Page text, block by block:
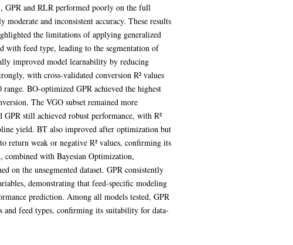
GPR and RLR performed poorly on the full
and inconsistent accuracy. These results
the limitations of applying generalized
with feed type, leading to the segmentation of
improved model learnability by reducing
with cross-validated conversion R² values
BO-optimized GPR achieved the highest
The VGO subset remained more
still achieved robust performance, with R²
yield. BT also improved after optimization but
return weak or negative R² values, confirming its
combined with Bayesian Optimization,
on the unsegmented dataset. GPR consistently
demonstrating that feed-specific modeling
prediction. Among all models tested, GPR
and feed types, confirming its suitability for data-